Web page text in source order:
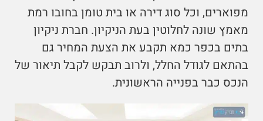
מפוארים, וכל סוג דירה או בית טומן בחובו רמת
מאמץ שונה לחלוטין בעת הניקיון. חברת ניקיון
בתים בכפר כמא תקבע את הצעת המחיר גם
בהתאם לגודל החלל, ולרוב תבקש לקבל תיאור של
הנכס כבר בפנייה הראשונית.